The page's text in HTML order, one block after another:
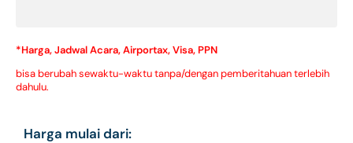
*Harga, Jadwal Acara, Airportax, Visa, PPN
bisa berubah sewaktu-waktu tanpa/dengan pemberitahuan terlebih
dahulu.
Harga mulai dari: